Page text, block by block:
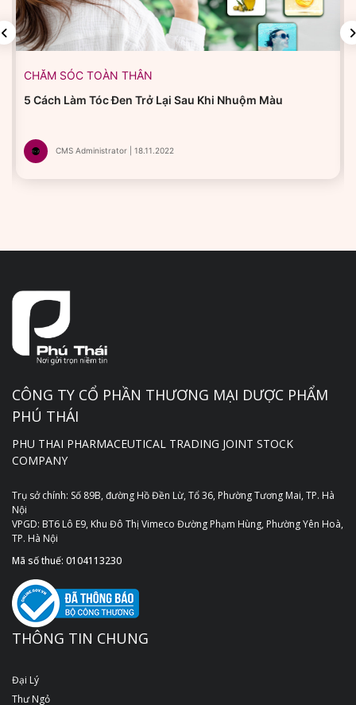
CHĂM SÓC TOÀN THÂN
5 Cách Làm Tóc Đen Trở Lại Sau Khi Nhuộm Màu
CMS Administrator | 18.11.2022
CÔNG TY CỔ PHẦN THƯƠNG MẠI DƯỢC PHẨM
PHÚ THÁI
PHU THAI PHARMACEUTICAL TRADING JOINT STOCK
COMPANY
Trụ sở chính: Số 89B, đường Hồ Đền Lừ, Tổ 36, Phường Tương Mai, TP. Hà
Nội
VPGD: BT6 Lô E9, Khu Đô Thị Vimeco Đường Phạm Hùng, Phường Yên Hoà,
TP. Hà Nội
Mã số thuế: 0104113230
THÔNG TIN CHUNG
Đại Lý
Thư Ngỏ